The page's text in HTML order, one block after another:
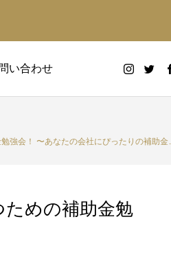
問い合わせ
〜あなたの会社にぴったりの補助金は何？〜
めの補助金勉